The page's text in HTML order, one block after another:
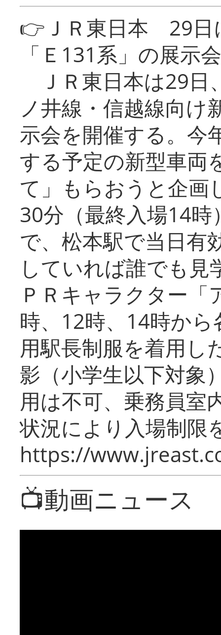
👉ＪＲ東日本 29日
「Ｅ131系」の展示会
ＪＲ東日本は29日
ノ井線・信越線向け
示会を開催する。今
する予定の新型車両
て」もらおうと企画
30分（最終入場14
で、松本駅で当日有
していれば誰でも
ＰＲキャラクター
時、12時、14時か
用駅長制服を着用し
影（小学生以下対象
用は不可、乗務員室
状況により入場制限
https://
📺動画ニュース